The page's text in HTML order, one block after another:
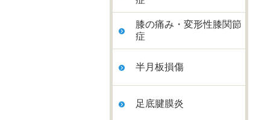
膝の痛み・変形性膝関節
症
半月板損傷
足底腱膜炎